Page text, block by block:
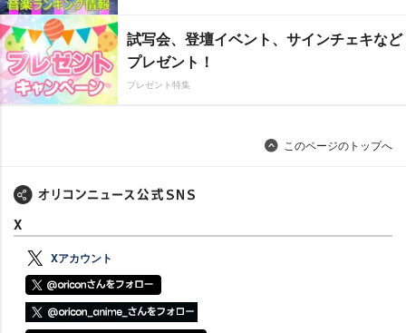
試写会、登壇イベント、サインチェキなど
プレゼント！
プレゼント特集
このページのトップへ
X
Xアカウント